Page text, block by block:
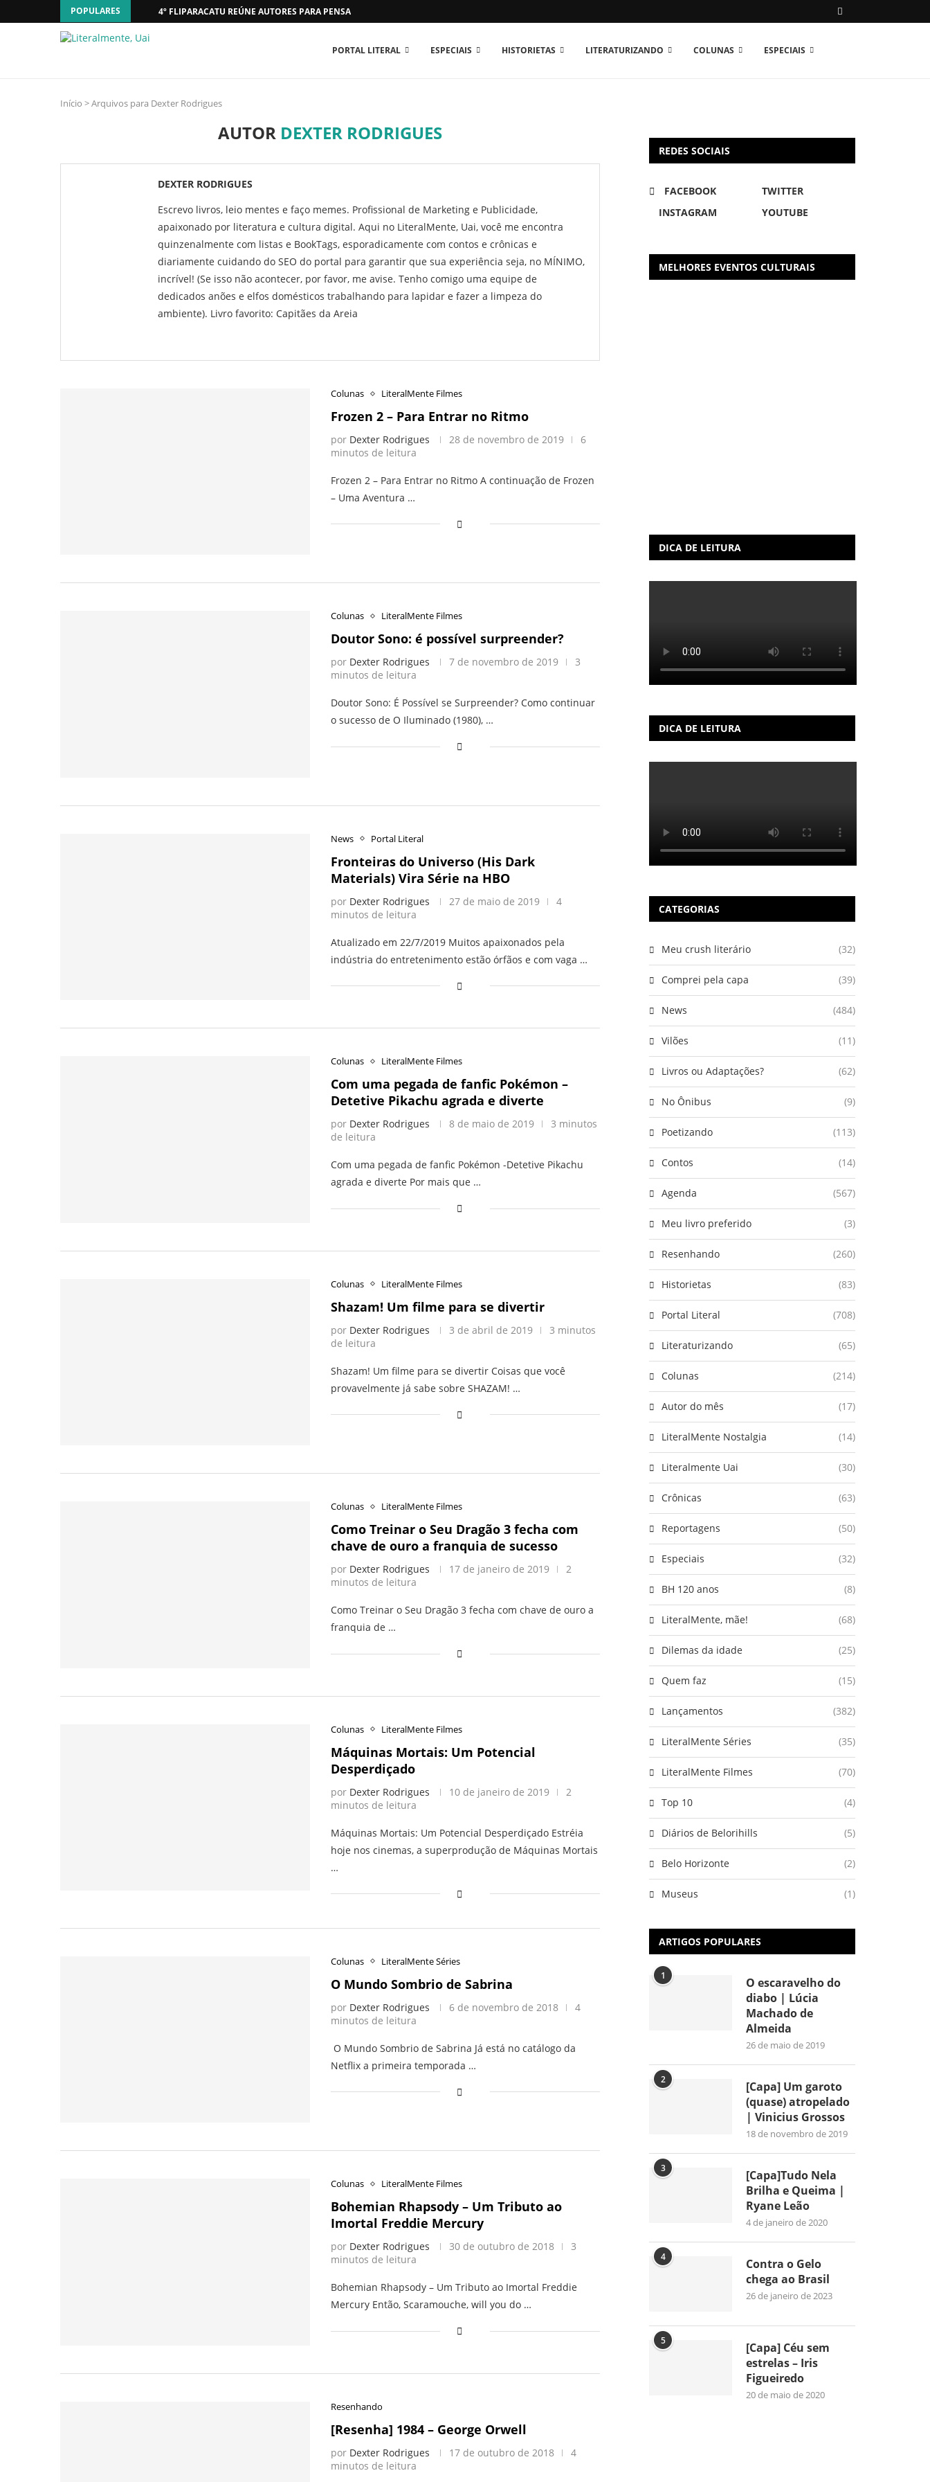
POPULARES 4º FLIPARACATU REÚNE AUTORES PARA PENSAR O MUNDO...
PORTAL LITERAL ESPECIAIS HISTORIETAS LITERATURIZANDO COLUNAS ESPECIAIS
Início >Arquivos para Dexter Rodrigues
AUTOR DEXTER RODRIGUES
DEXTER RODRIGUES
Escrevo livros, leio mentes e faço memes. Profissional de Marketing e Publicidade,
apaixonado por literatura e cultura digital. Aqui no LiteralMente, Uai, você me encontra
quinzenalmente com listas e BookTags, esporadicamente com contos e crônicas e
diariamente cuidando do SEO do portal para garantir que sua experiência seja, no MÍNIMO,
incrível! (Se isso não acontecer, por favor, me avise. Tenho comigo uma equipe de
dedicados anões e elfos domésticos trabalhando para lapidar e fazer a limpeza do
ambiente). Livro favorito: Capitães da Areia
Colunas LiteralMente Filmes
Frozen 2 – Para Entrar no Ritmo
por Dexter Rodrigues 28 de novembro de 2019
6
minutos de leitura
Frozen 2 – Para Entrar no Ritmo A continuação de Frozen
– Uma Aventura …
Colunas LiteralMente Filmes
Doutor Sono: é possível surpreender?
por Dexter Rodrigues 7 de novembro de 2019
3
minutos de leitura
Doutor Sono: É Possível se Surpreender? Como continuar
o sucesso de O Iluminado (1980), …
News Portal Literal
Fronteiras do Universo (His Dark
Materials) Vira Série na HBO
por Dexter Rodrigues 27 de maio de 2019
4
minutos de leitura
Atualizado em 22/7/2019 Muitos apaixonados pela
indústria do entretenimento estão órfãos e com vaga …
Colunas LiteralMente Filmes
Com uma pegada de fanfic Pokémon –
Detetive Pikachu agrada e diverte
por Dexter Rodrigues 8 de maio de 2019
3 minutos
de leitura
Com uma pegada de fanfic Pokémon -Detetive Pikachu
agrada e diverte Por mais que …
Colunas LiteralMente Filmes
Shazam! Um filme para se divertir
por Dexter Rodrigues 3 de abril de 2019
3 minutos
de leitura
Shazam! Um filme para se divertir Coisas que você
provavelmente já sabe sobre SHAZAM! …
Colunas LiteralMente Filmes
Como Treinar o Seu Dragão 3 fecha com
chave de ouro a franquia de sucesso
por Dexter Rodrigues 17 de janeiro de 2019
2
minutos de leitura
Como Treinar o Seu Dragão 3 fecha com chave de ouro a
franquia de …
Colunas LiteralMente Filmes
Máquinas Mortais: Um Potencial
Desperdiçado
por Dexter Rodrigues 10 de janeiro de 2019
2
minutos de leitura
Máquinas Mortais: Um Potencial Desperdiçado Estréia
hoje nos cinemas, a superprodução de Máquinas Mortais
…
Colunas LiteralMente Séries
O Mundo Sombrio de Sabrina
por Dexter Rodrigues 6 de novembro de 2018
4
minutos de leitura
O Mundo Sombrio de Sabrina Já está no catálogo da
Netflix a primeira temporada …
Colunas LiteralMente Filmes
Bohemian Rhapsody – Um Tributo ao
Imortal Freddie Mercury
por Dexter Rodrigues 30 de outubro de 2018
3
minutos de leitura
Bohemian Rhapsody – Um Tributo ao Imortal Freddie
Mercury Então, Scaramouche, will you do …
Resenhando
[Resenha] 1984 – George Orwell
por Dexter Rodrigues 17 de outubro de 2018
4
minutos de leitura
REDES SOCIAIS
FACEBOOK
TWITTER
INSTAGRAM
YOUTUBE
MELHORES EVENTOS CULTURAIS
DICA DE LEITURA
DICA DE LEITURA
CATEGORIAS
Meu crush literário (32)
Comprei pela capa (39)
News (484)
Vilões (11)
Livros ou Adaptações? (62)
No Ônibus (9)
Poetizando (113)
Contos (14)
Agenda (567)
Meu livro preferido (3)
Resenhando (260)
Historietas (83)
Portal Literal (708)
Literaturizando (65)
Colunas (214)
Autor do mês (17)
LiteralMente Nostalgia (14)
Literalmente Uai (30)
Crônicas (63)
Reportagens (50)
Especiais (32)
BH 120 anos (8)
LiteralMente, mãe! (68)
Dilemas da idade (25)
Quem faz (15)
Lançamentos (382)
LiteralMente Séries (35)
LiteralMente Filmes (70)
Top 10 (4)
Diários de Belorihills (5)
Belo Horizonte (2)
Museus (1)
ARTIGOS POPULARES
1
O escaravelho do
diabo | Lúcia
Machado de
Almeida
26 de maio de 2019
2
[Capa] Um garoto
(quase) atropelado
| Vinicius Grossos
18 de novembro de 2019
3
[Capa]Tudo Nela
Brilha e Queima |
Ryane Leão
4 de janeiro de 2020
4
Contra o Gelo
chega ao Brasil
26 de janeiro de 2023
5
[Capa] Céu sem
estrelas – Iris
Figueiredo
20 de maio de 2020